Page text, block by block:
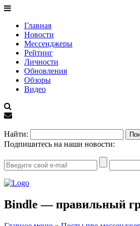
Главная
Новости
Мессенджеры
Рейтинг
Личности
Обновления
Обзоры
Видео
Найти:
Подпишитесь на наши новости:
Bindle — правильный